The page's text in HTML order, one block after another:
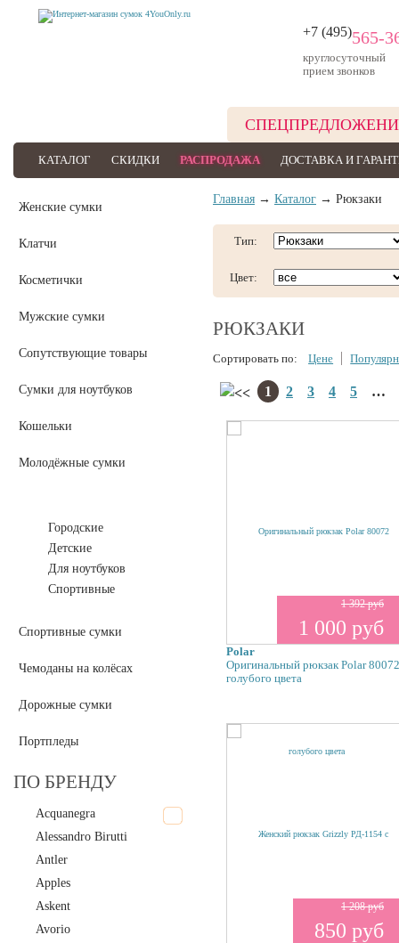
+7 (495)565-
круглосуточный
прием звонков
КАТАЛОГ СКИДКИ РАСПРОДАЖА ДОСТАВКА И
Женские сумки
Клатчи
Косметички
Мужские сумки
Сопутствующие товары
Сумки для ноутбуков
Кошельки
Молодёжные сумки
Городские
Детские
Для ноутбуков
Спортивные
Спортивные сумки
Чемоданы на колёсах
Дорожные сумки
Портпледы
ПО БРЕНДУ
Acquanegra
Alessandro Birutti
Antler
Apples
Askent
Avorio
Главная → Каталог → Рюкзаки
Тип:
Цвет:
РЮКЗАКИ
Сортировать по: Цене
1 2 3 4 5 …
1 392 руб
1 000 руб
Polar
Оригинальный рюкзак Polar 80072
голубого цвета
1 208 руб
850 руб